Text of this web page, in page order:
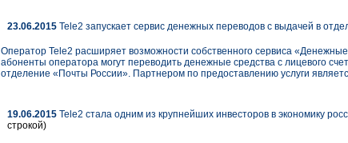
23.06.2015 Tele2 запускает сервис денежных переводов c выдачей в
Оператор Tele2 расширяет возможности собственного сервиса
абоненты оператора могут переводить денежные средства с лицевого
отделение «Почты России». Партнером по предоставлению услуги
19.06.2015 Tele2 стала одним из крупнейших инвесторов в экономику
строкой)